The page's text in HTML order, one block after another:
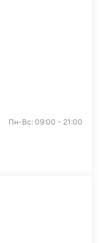
Пн-Вс: 09:00 - 21:00